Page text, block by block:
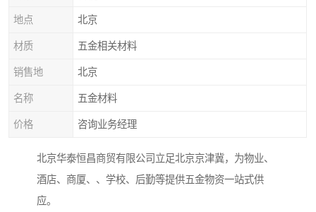
地点 北京
材质 五金相关材料
销售地 北京
名称 五金材料
价格 咨询业务经理
北京华泰恒昌商贸有限公司立足北京京津冀，为物业、
酒店、商厦、、学校、后勤等提供五金物资一站式供
应。